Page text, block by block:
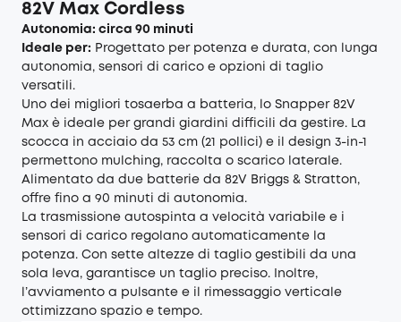
82V Max Cordless
Autonomia: circa 90 minuti
Ideale per: Progettato per potenza e durata, con lunga
autonomia, sensori di carico e opzioni di taglio
versatili.
Uno dei migliori tosaerba a batteria, lo Snapper 82V
Max è ideale per grandi giardini difficili da gestire. La
scocca in acciaio da 53 cm (21 pollici) e il design 3-in-1
permettono mulching, raccolta o scarico laterale.
Alimentato da due batterie da 82V Briggs & Stratton,
offre fino a 90 minuti di autonomia.
La trasmissione autospinta a velocità variabile e i
sensori di carico regolano automaticamente la
potenza. Con sette altezze di taglio gestibili da una
sola leva, garantisce un taglio preciso. Inoltre,
l’avviamento a pulsante e il rimessaggio verticale
ottimizzano spazio e tempo.